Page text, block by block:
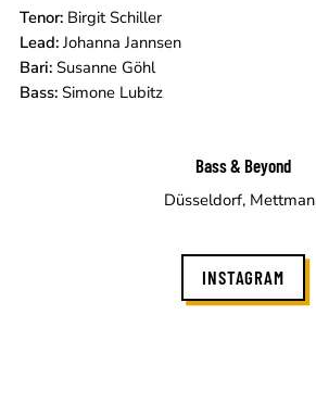
Tenor:Birgit Schiller
Lead:Johanna Jannsen
Bari:Susanne Göhl
Bass:Simone Lubitz
Bass & Beyond
Düsseldorf,
INSTAGRAM